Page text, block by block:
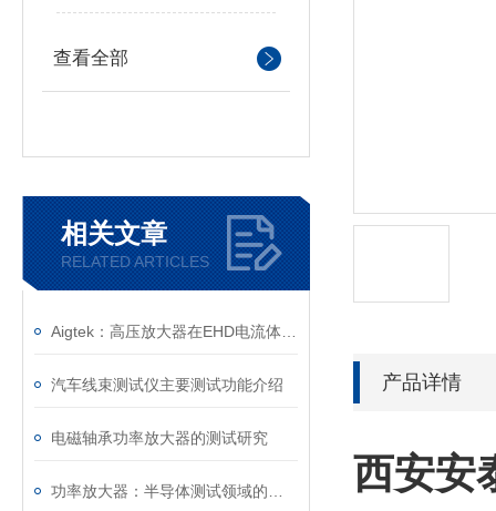
查看全部
相关文章
RELATED ARTICLES
汽车线束测试仪主要测试功能介绍
电磁轴承功率放大器的测试研究
产品详情
西安安